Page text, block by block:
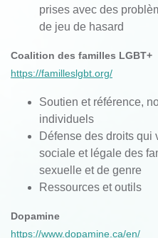
prises avec des
de jeu de hasard
Coalition des familles LGBT+
https://familleslgbt.org/
Soutien et référence,
individuels
Défense des droits qui
sociale et légale des
sexuelle et de genre
Ressources et outils
Dopamine
https://www.dopamine.ca/en/